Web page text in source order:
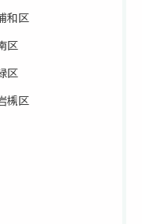
和区
区
区
槻区